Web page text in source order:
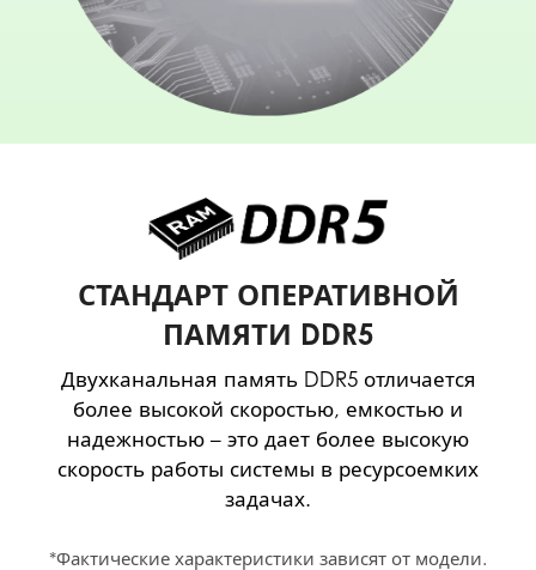
СТАНДАРТ ОПЕРАТИВНОЙ
ПАМЯТИ DDR5
Двухканальная память DDR5 отличается
более высокой скоростью, емкостью и
надежностью – это дает более высокую
скорость работы системы в ресурсоемких
задачах.
*Фактические характеристики зависят от модели.